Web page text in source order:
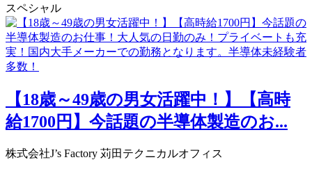
スペシャル
【18歳～49歳の男女活躍中！】【高時
給1700円】今話題の半導体製造のお...
株式会社J’s Factory 苅田テクニカルオフィス